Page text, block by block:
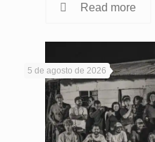
Read more
5 de agosto de 2026